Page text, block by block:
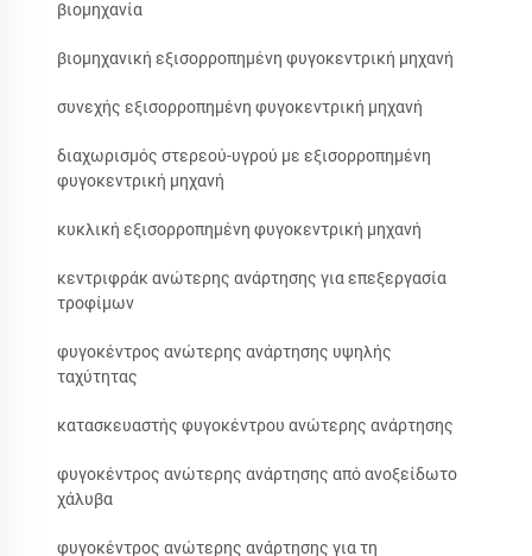
βιομηχανία
βιομηχανική εξισορροπημένη φυγοκεντρική μηχανή
συνεχής εξισορροπημένη φυγοκεντρική μηχανή
διαχωρισμός στερεού-υγρού με εξισορροπημένη
φυγοκεντρική μηχανή
κυκλική εξισορροπημένη φυγοκεντρική μηχανή
κεντριφράκ ανώτερης ανάρτησης για επεξεργασία
τροφίμων
φυγοκέντρος ανώτερης ανάρτησης υψηλής
ταχύτητας
κατασκευαστής φυγοκέντρου ανώτερης ανάρτησης
φυγοκέντρος ανώτερης ανάρτησης από ανοξείδωτο
χάλυβα
φυγοκέντρος ανώτερης ανάρτησης για τη